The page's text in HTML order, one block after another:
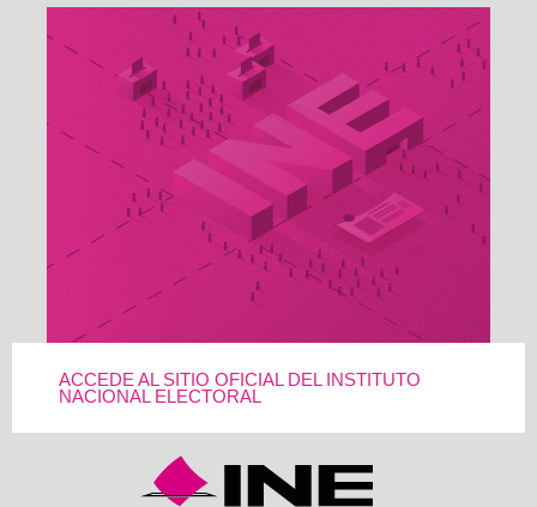
ACCEDE AL SITIO OFICIAL DEL INSTITUTO
NACIONAL ELECTORAL